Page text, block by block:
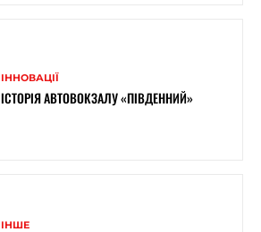
ІННОВАЦІЇ
ІСТОРІЯ АВТОВОКЗАЛУ «ПІВДЕННИЙ»
ІНШЕ